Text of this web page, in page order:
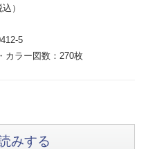
）
5
カラー図数：270枚
みする